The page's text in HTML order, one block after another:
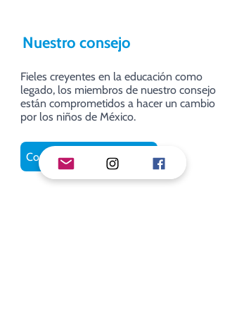
Nuestro consejo
Fieles creyentes en la educación como
legado, los miembros de nuestro consejo
están comprometidos a hacer un cambio
por los niños de México.
Conoce a nuestro consejo